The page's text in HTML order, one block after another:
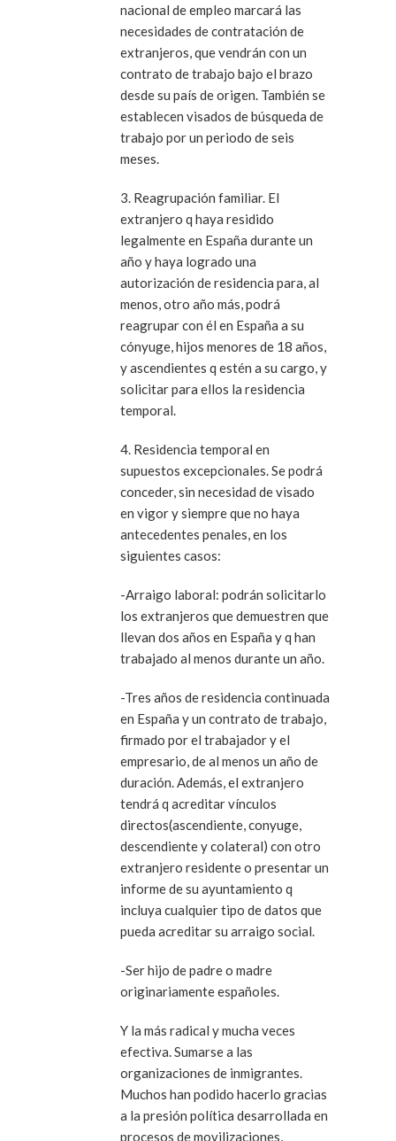
nacional de empleo marcará las
necesidades de contratación de
extranjeros, que vendrán con un
contrato de trabajo bajo el brazo
desde su país de origen. También se
establecen visados de búsqueda de
trabajo por un periodo de seis
meses.
3. Reagrupación familiar. El
extranjero q haya residido
legalmente en España durante un
año y haya logrado una
autorización de residencia para, al
menos, otro año más, podrá
reagrupar con él en España a su
cónyuge, hijos menores de 18 años,
y ascendientes q estén a su cargo, y
solicitar para ellos la residencia
temporal.
4. Residencia temporal en
supuestos excepcionales. Se podrá
conceder, sin necesidad de visado
en vigor y siempre que no haya
antecedentes penales, en los
siguientes casos:
-Arraigo laboral: podrán solicitarlo
los extranjeros que demuestren que
llevan dos años en España y q han
trabajado al menos durante un año.
-Tres años de residencia continuada
en España y un contrato de trabajo,
firmado por el trabajador y el
empresario, de al menos un año de
duración. Además, el extranjero
tendrá q acreditar vínculos
directos(ascendiente, conyuge,
descendiente y colateral) con otro
extranjero residente o presentar un
informe de su ayuntamiento q
incluya cualquier tipo de datos que
pueda acreditar su arraigo social.
-Ser hijo de padre o madre
originariamente españoles.
Y la más radical y mucha veces
efectiva. Sumarse a las
organizaciones de inmigrantes.
Muchos han podido hacerlo gracias
a la presión política desarrollada en
procesos de movilizaciones,